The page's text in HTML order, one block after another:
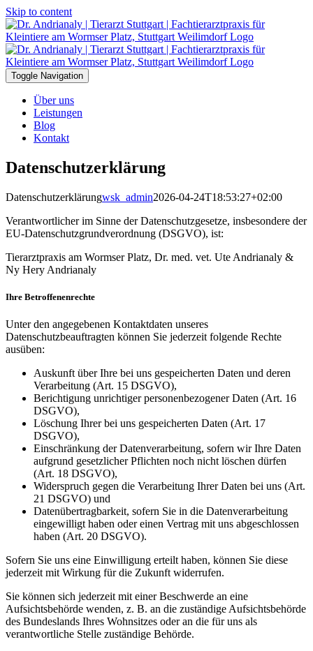
Skip to content
Toggle Navigation
Über uns
Leistungen
Blog
Kontakt
Datenschutzerklärung
Datenschutzerklärungwsk_admin2026-04-24T18:53:27+02:00
Verantwortlicher im Sinne der Datenschutzgesetze, insbesondere der
EU-Datenschutzgrundverordnung (DSGVO), ist:
Tierarztpraxis am Wormser Platz, Dr. med. vet. Ute Andrianaly &
Ny Hery Andrianaly
Ihre Betroffenenrechte
Unter den angegebenen Kontaktdaten unseres
Datenschutzbeauftragten können Sie jederzeit folgende Rechte
ausüben:
Auskunft über Ihre bei uns gespeicherten Daten und deren
Verarbeitung (Art. 15 DSGVO),
Berichtigung unrichtiger personenbezogener Daten (Art. 16
DSGVO),
Löschung Ihrer bei uns gespeicherten Daten (Art. 17
DSGVO),
Einschränkung der Datenverarbeitung, sofern wir Ihre Daten
aufgrund gesetzlicher Pflichten noch nicht löschen dürfen
(Art. 18 DSGVO),
Widerspruch gegen die Verarbeitung Ihrer Daten bei uns (Art.
21 DSGVO) und
Datenübertragbarkeit, sofern Sie in die Datenverarbeitung
eingewilligt haben oder einen Vertrag mit uns abgeschlossen
haben (Art. 20 DSGVO).
Sofern Sie uns eine Einwilligung erteilt haben, können Sie diese
jederzeit mit Wirkung für die Zukunft widerrufen.
Sie können sich jederzeit mit einer Beschwerde an eine
Aufsichtsbehörde wenden, z. B. an die zuständige Aufsichtsbehörde
des Bundeslands Ihres Wohnsitzes oder an die für uns als
verantwortliche Stelle zuständige Behörde.